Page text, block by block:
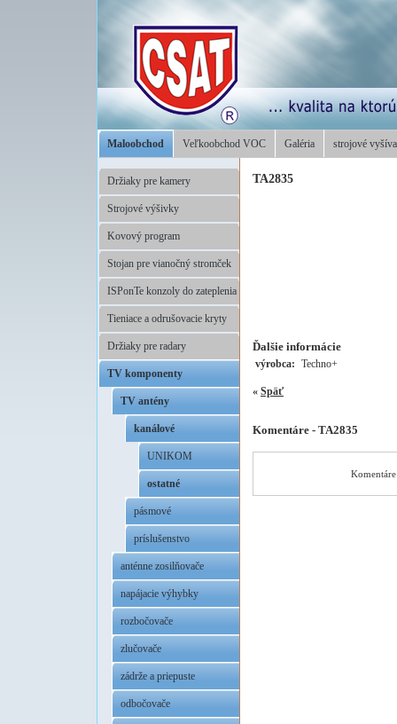
Maloobchod Veľkoobchod VOC Galéria strojové
Držiaky pre kamery
Strojové výšivky
Kovový program
Stojan pre vianočný stromček
ISPonTe konzoly do zateplenia
Tieniace a odrušovacie kryty
Držiaky pre radary
TV komponenty
TV antény
kanálové
UNIKOM
ostatné
pásmové
príslušenstvo
anténne zosilňovače
napájacie výhybky
rozbočovače
zlučovače
zádrže a priepuste
odbočovače
TA2835
Ďalšie informácie
výrobca: Techno+
« Späť
Komentáre - TA2835